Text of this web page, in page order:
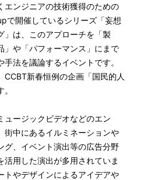
エンジニアの技術獲得のための
で開催しているシリーズ「妄想
」は、このアプローチを「製
」や「パフォーマンス」にまで
法を議論するイベントです。
CCBT新春恒例の企画「国民的人
ュージックビデオなどのエン
街中にあるイルミネーションや
グ、イベント演出等の広告分野
活用した演出が多用されていま
トやデザインによるアイデアや